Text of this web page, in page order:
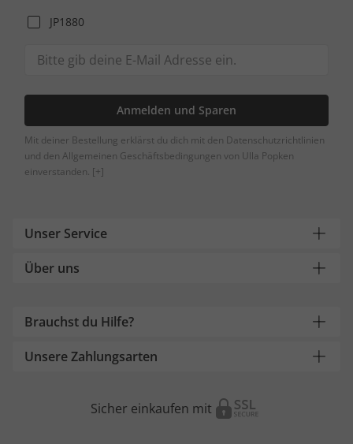
JP1880
Anmelden und Sparen
Mit deiner Bestellung erklärst du dich mit den Datenschutzrichtlinien
und den Allgemeinen Geschäftsbedingungen von Ulla Popken
einverstanden. [+]
Unser Service
Über uns
Brauchst du Hilfe?
Unsere Zahlungsarten
Sicher einkaufen mit